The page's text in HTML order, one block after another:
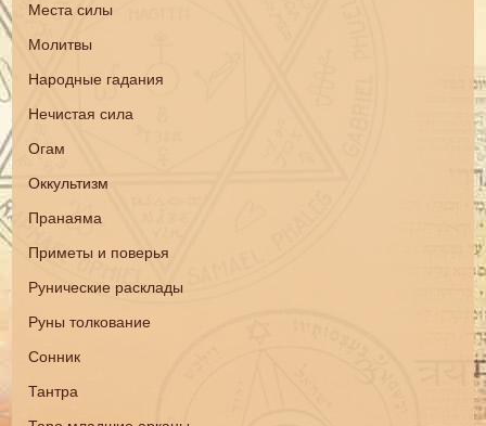
Места силы
Молитвы
Народные гадания
Нечистая сила
Огам
Оккультизм
Пранаяма
Приметы и поверья
Рунические расклады
Руны толкование
Сонник
Тантра